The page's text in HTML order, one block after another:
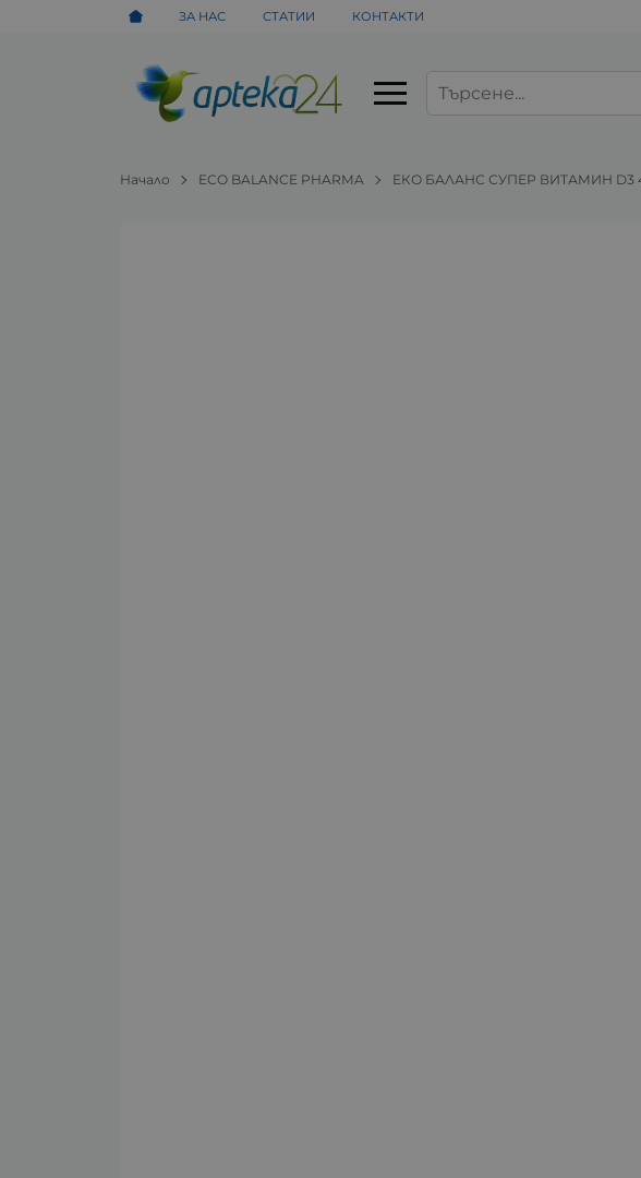
ЗА НАС СТАТИИ КОНТАКТИ
Начало ECO BALANCE PHARMA ЕКО БАЛАНС СУПЕР ВИТАМИН D3